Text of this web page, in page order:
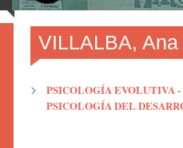
VILLALBA,
PSICOLOGÍA EVOLUTIVA -
PSICOLOGÍA DEL